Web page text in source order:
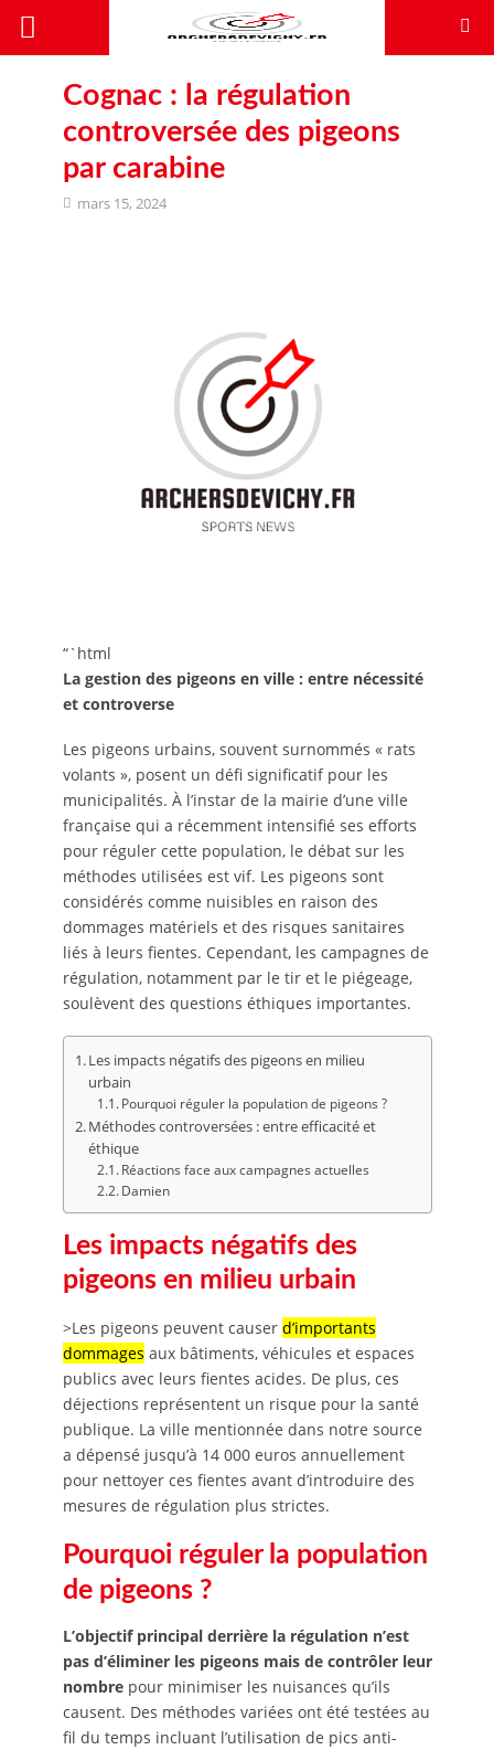
Cognac : la régulation
controversée des pigeons
par carabine
mars 15, 2024
“`html
La gestion des pigeons en ville : entre nécessité
et controverse
Les pigeons urbains, souvent surnommés « rats
volants », posent un défi significatif pour les
municipalités. À l’instar de la mairie d’une ville
française qui a récemment intensifié ses efforts
pour réguler cette population, le débat sur les
méthodes utilisées est vif. Les pigeons sont
considérés comme nuisibles en raison des
dommages matériels et des risques sanitaires
liés à leurs fientes. Cependant, les campagnes de
régulation, notamment par le tir et le piégeage,
soulèvent des questions éthiques importantes.
Les impacts négatifs des pigeons en milieu
urbain
Pourquoi réguler la population de pigeons ?
Méthodes controversées : entre efficacité et
éthique
Réactions face aux campagnes actuelles
Damien
Les impacts négatifs des
pigeons en milieu urbain
>Les pigeons peuvent causer d’importants
dommages aux bâtiments, véhicules et espaces
publics avec leurs fientes acides. De plus, ces
déjections représentent un risque pour la santé
publique. La ville mentionnée dans notre source
a dépensé jusqu’à 14 000 euros annuellement
pour nettoyer ces fientes avant d’introduire des
mesures de régulation plus strictes.
Pourquoi réguler la population
de pigeons ?
L’objectif principal derrière la régulation n’est
pas d’éliminer les pigeons mais de contrôler leur
nombrepour minimiser les nuisances qu’ils
causent. Des méthodes variées ont été testées au
fil du temps incluant l’utilisation de pics anti-